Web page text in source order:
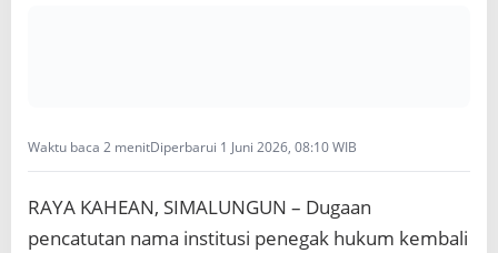
R
a
y
a
K
Waktu baca 2 menitDiperbarui 1 Juni 2026, 08:10 WIB
RAYA KAHEAN, SIMALUNGUN – Dugaan
pencatutan nama institusi penegak hukum kembali